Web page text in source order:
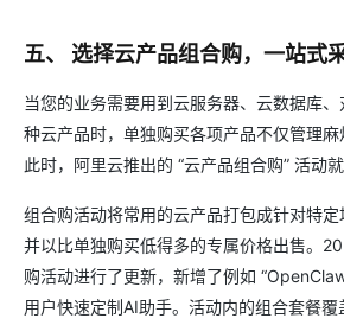
五、 选择云产品组合购，一站式
当您的业务需要用到云服务器、云数据库
种云产品时，单独购买各项产品不仅管理麻
此时，阿里云推出的 “云产品组合购” 活动
组合购活动将常用的云产品打包成针对特定
并以比单独购买低得多的专属价格出售。
购活动进行了更新，新增了例如
用户快速定制AI助手。活动内的组合套餐